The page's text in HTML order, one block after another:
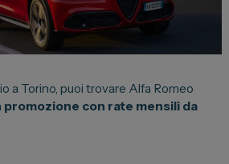
a Torino, puoi trovare Alfa Romeo
promozione con rate mensili da